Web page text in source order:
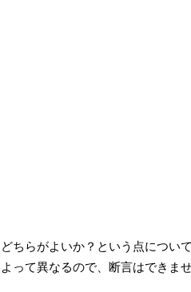
どちらがよいか？という点につい
よって異なるので、断言はできませ